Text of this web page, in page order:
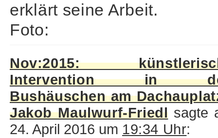
erklärt seine Arbeit.
Foto:
Nov:2015:
Intervention in
Bushäuschen am
Jakob Maulwurf-Friedl sagte
24. April 2016 um 19:34 Uhr: